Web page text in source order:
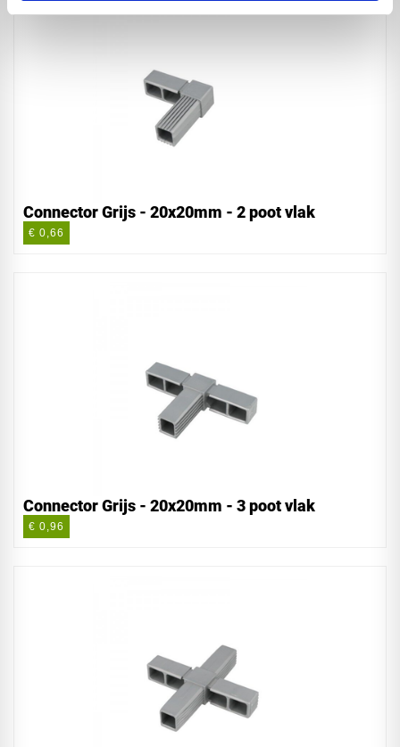
Connector Grijs - 20x20mm - 2 poot vlak
€ 0,66
Connector Grijs - 20x20mm - 3 poot vlak
€ 0,96